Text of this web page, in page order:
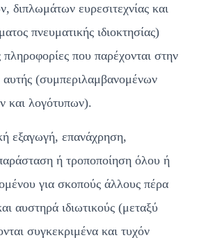
διπλωμάτων ευρεσιτεχνίας και
πνευματικής ιδιοκτησίας)
πληροφορίες που παρέχονται στην
(συμπεριλαμβανομένων
και λογότυπων).
εξαγωγή, επανάχρηση,
ή τροποποίηση όλου ή
για σκοπούς άλλους πέρα
αυστηρά ιδιωτικούς (μεταξύ
συγκεκριμένα και τυχόν